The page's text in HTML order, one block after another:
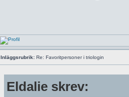
Inläggsrubrik: Re: Favoritpersoner i triologin
Eldalie skrev: